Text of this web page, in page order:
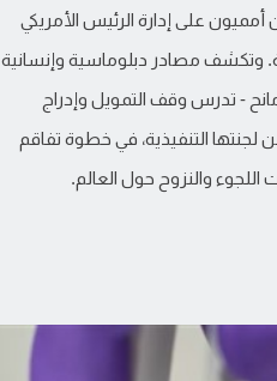
على إدارة الرئيس الأمريكي
وتكشف مصادر دبلوماسية وإنسانية
مانح - تدرس وقف التمويل وإدراج
التنفيذية، في خطوة تفاقم
اللجوء والنزوح حول العالم.